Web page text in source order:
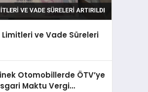
Limitleri ve Vade Süreleri
Otomobillerde ÖTV’ye
Maktu Vergi